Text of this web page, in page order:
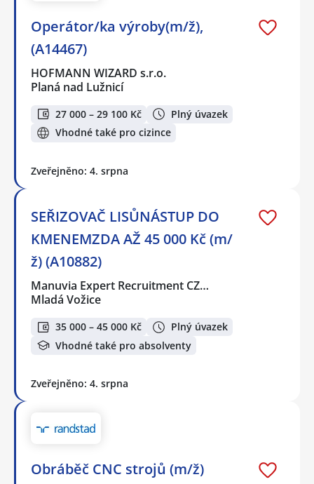
Operátor/ka výroby(m/ž),
(A14467)
HOFMANN WIZARD s.r.o.
Planá nad Lužnicí
27 000 – 29 100 Kč
Plný úvazek
Vhodné také pro cizince
Zveřejněno: 4. srpna
SEŘIZOVAČ LISŮNÁSTUP DO
KMENEMZDA AŽ 45 000 Kč (m/
ž) (A10882)
Manuvia Expert Recruitment CZ…
Mladá Vožice
35 000 – 45 000 Kč
Plný úvazek
Vhodné také pro absolventy
Zveřejněno: 4. srpna
Obráběč CNC strojů (m/ž)